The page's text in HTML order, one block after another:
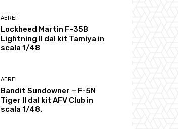
AEREI
Lockheed Martin F-35B
Lightning II dal kit Tamiya in
scala 1/48
AEREI
Bandit Sundowner – F-5N
Tiger II dal kit AFV Club in
scala 1/48.